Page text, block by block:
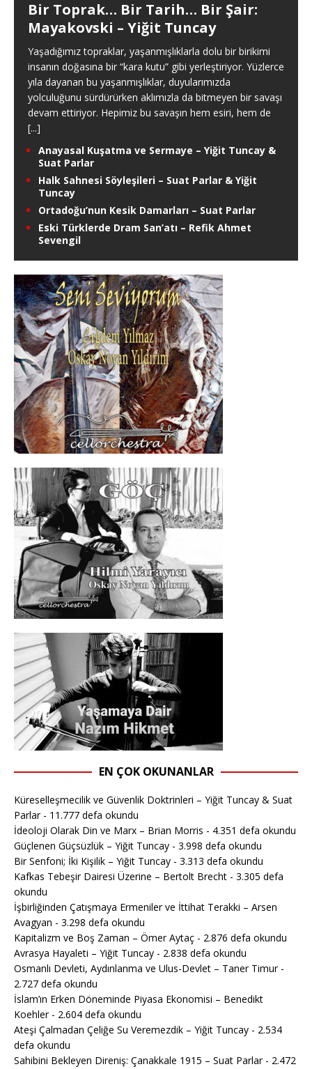
Bir Toprak… Bir Tarih… Bir Şair:
Mayakovski – Yiğit Tuncay
Yaşadığımız topraklar, yaşanmışlıklarla dolu bir birikimi
insanın doğasına bir “kara kutu” gibi yerleştiriyor. Yüzlerce
yıla dayanan bu yaşanmışlıklar, duyularımızda
yolculuğunu sürdürürken aklımızla da bitmeyen bir savaşı
devam ettiriyor. Hepimiz bu savaşın hem esiri, hem de
[...]
Anayasal Kuşatma ve Sermaye – Yiğit Tuncay &
Suat Parlar
Halk Sahnesi Söyleşileri – Suat Parlar & Yiğit
Tuncay
Ortadoğu’nun Kesik Damarları – Suat Parlar
Eski Türklerde Dram San’atı – Refik Ahmet
Sevengil
EN ÇOK OKUNANLAR
Küreselleşmecilik ve Güvenlik Doktrinleri – Yiğit Tuncay & Suat
Parlar- 11.777 defa okundu
İdeoloji Olarak Din ve Marx – Brian Morris - 4.351 defa okundu
Güçlenen Güçsüzlük – Yiğit Tuncay - 3.998 defa okundu
Bir Senfoni; İki Kişilik – Yiğit Tuncay - 3.313 defa okundu
Kafkas Tebeşir Dairesi Üzerine – Bertolt Brecht - 3.305 defa
okundu
İşbirliğinden Çatışmaya Ermeniler ve İttihat Terakki – Arsen
Avagyan - 3.298 defa okundu
Kapitalizm ve Boş Zaman – Ömer Aytaç - 2.876 defa okundu
Avrasya Hayaleti – Yiğit Tuncay - 2.838 defa okundu
Osmanlı Devleti, Aydınlanma ve Ulus-Devlet – Taner Timur-
2.727 defa okundu
İslam’ın Erken Döneminde Piyasa Ekonomisi – Benedikt
Koehler- 2.604 defa okundu
Ateşi Çalmadan Çeliğe Su Veremezdik – Yiğit Tuncay - 2.534
defa okundu
Sahibini Bekleyen Direniş: Çanakkale 1915 – Suat Parlar- 2.472